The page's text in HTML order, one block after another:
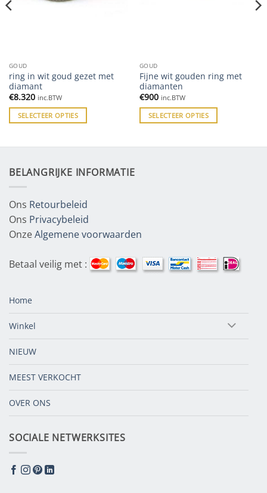
GOUD
ring in wit goud gezet met
diamant
€8.320 inc.BTW
SELECTEER OPTIES
GOUD
Fijne wit gouden ring met
diamanten
€900 inc.BTW
SELECTEER OPTIES
BELANGRIJKE INFORMATIE
Ons Retourbeleid
Ons Privacybeleid
OnzeAlgemene voorwaarden
Betaal veilig met :
Home
Winkel
NIEUW
MEEST VERKOCHT
OVER ONS
SOCIALE NETWERKSITES